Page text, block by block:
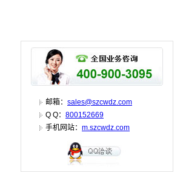
邮箱： sales@szcwdz.com
Q Q： 800152669
手机网站： m.szcwdz.com